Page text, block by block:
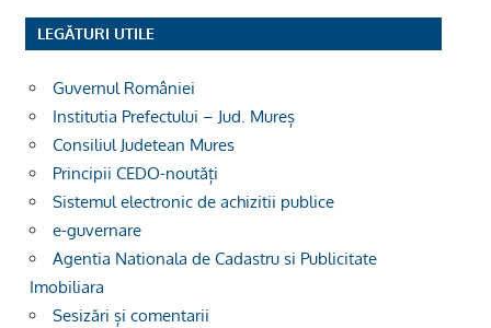
LEGĂTURI UTILE
Guvernul României
Institutia Prefectului – Jud. Mureș
Consiliul Judetean Mures
Principii CEDO-noutăți
Sistemul electronic de achizitii publice
e-guvernare
Agentia Nationala de Cadastru si Publicitate
Imobiliara
Sesizări și comentarii